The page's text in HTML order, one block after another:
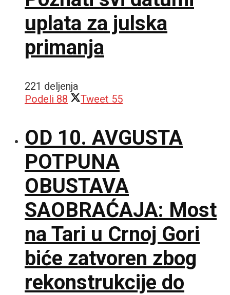
uplata za julska
primanja
221 deljenja
Podeli 88 Tweet 55
OD 10. AVGUSTA
POTPUNA
OBUSTAVA
SAOBRAĆAJA: Most
na Tari u Crnoj Gori
biće zatvoren zbog
rekonstrukcije do